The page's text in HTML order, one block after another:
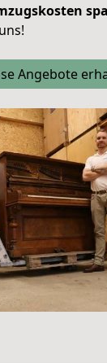
Angebote